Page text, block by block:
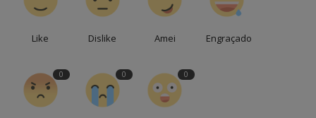
Like Dislike Amei Engraçado
0 0 0